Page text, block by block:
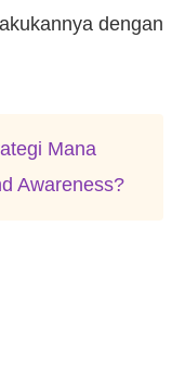
dengan
Mana
Awareness?